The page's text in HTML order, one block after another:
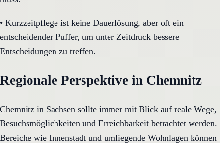
• Kurzzeitpflege ist keine Dauerlösung, aber oft ein
entscheidender Puffer, um unter Zeitdruck bessere
Entscheidungen zu treffen.
Regionale Perspektive in Chemnitz
Chemnitz in Sachsen sollte immer mit Blick auf reale Wege,
Besuchsmöglichkeiten und Erreichbarkeit betrachtet werden.
Bereiche wie Innenstadt und umliegende Wohnlagen können